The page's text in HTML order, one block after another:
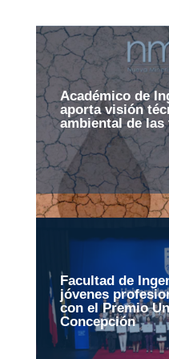
Académico de
aporta visión
ambiental de
Facultad de
jóvenes
con el Premio
Concepción